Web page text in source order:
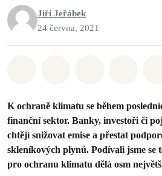
Jiří Jeřábek
24 června, 2021
K ochraně klimatu se během
finanční sektor. Banky, investoři či
chtějí snižovat emise a přestat
skleníkových plynů. Podívali jsme se
pro ochranu klimatu dělá osm